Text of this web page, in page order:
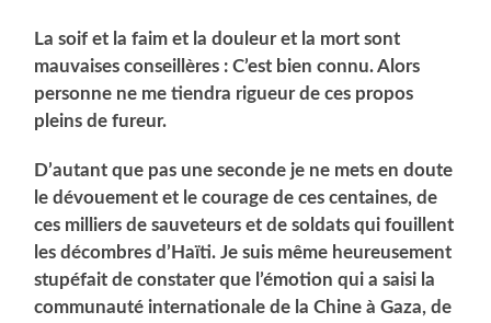
La soif et la faim et la douleur et la mort sont
mauvaises conseillères : C’est bien connu. Alors
personne ne me tiendra rigueur de ces propos
pleins de fureur.
D’autant que pas une seconde je ne mets en doute
le dévouement et le courage de ces centaines, de
ces milliers de sauveteurs et de soldats qui fouillent
les décombres d’Haïti. Je suis même heureusement
stupéfait de constater que l’émotion qui a saisi la
communauté internationale de la Chine à Gaza, de